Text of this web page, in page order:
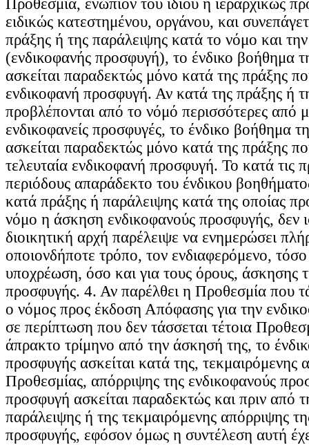
Προθεσμία, ενώπιον του ίδιου ή ιεραρχικώς
ειδικώς κατεστημένου, οργάνου, και
πράξης ή της παράλειψης κατά το νόμο και
(ενδικοφανής προσφυγή), το ένδικο βοήθημα
ασκείται παραδεκτώς μόνο κατά της πράξης
ενδικοφανή προσφυγή. Αν κατά της πράξης ή
προβλέπονται από το νόμό περισσότερες από
ενδικοφανείς προσφυγές, το ένδικο βοήθημα
ασκείται παραδεκτώς μόνο κατά της πράξης
τελευταία ενδικοφανή προσφυγή. Το κατά τις
περιόδους απαράδεκτο του ένδικου
κατά πράξης ή παράλειψης κατά της οποίας
νόμο η άσκηση ενδικοφανούς προσφυγής, δεν
διοικητική αρχή παρέλειψε να ενημερώσει
οποιονδήποτε τρόπο, τον ενδιαφερόμενο, τόσο
υποχρέωση, όσο και για τους όρους, άσκησης
προσφυγής. 4. Αν παρέλθει η Προθεσμία που
ο νόμος προς έκδοση Απόφασης για την
σε περίπτωση που δεν τάσσεται τέτοια
άπρακτο τρίμηνο από την άσκησή της, το
προσφυγής ασκείται κατά της, τεκμαιρόμενης
Προθεσμίας, απόρριψης της ενδικοφανούς
προσφυγή ασκείται παραδεκτώς και πριν από
παράλειψης ή της τεκμαιρόμενης απόρριψης
προσφυγής, εφόσον όμως η συντέλεση αυτή